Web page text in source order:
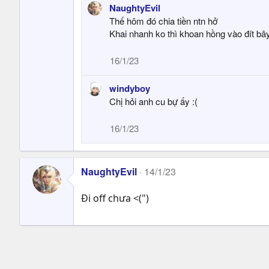
NaughtyEvil
Thế hôm đó chia tiền ntn hở
Khai nhanh ko thì khoan hồng vào đít
16/1/23
windyboy
Chị hỏi anh cu bự ấy :(
16/1/23
NaughtyEvil 14/1/23
Đi off chưa <(")